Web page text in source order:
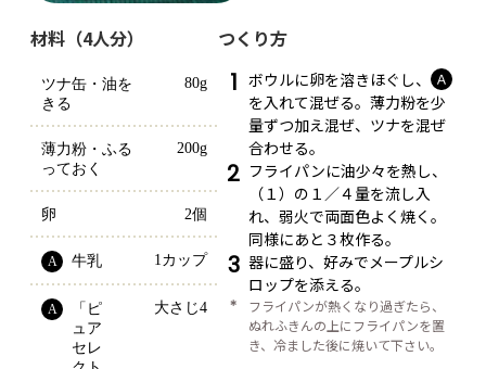
材料（4人分）
ツナ缶・油を
きる
80g
薄力粉・ふる
っておく
200g
卵 2個
A 牛乳 1カップ
A
「ピ
ュア
セレ
大さじ4
つくり方
1 ボウルに卵を溶きほぐし、 Ａ
を入れて混ぜる。薄力粉を少
量ずつ加え混ぜ、ツナを混ぜ
合わせる。
2 フライパンに油少々を熱し、
（１）の１／４量を流し入
れ、弱火で両面色よく焼く。
同様にあと３枚作る。
3 器に盛り、好みでメープルシ
ロップを添える。
＊
フライパンが熱くなり過ぎたら、
ぬれふきんの上にフライパンを置
き、冷ました後に焼いて下さい。